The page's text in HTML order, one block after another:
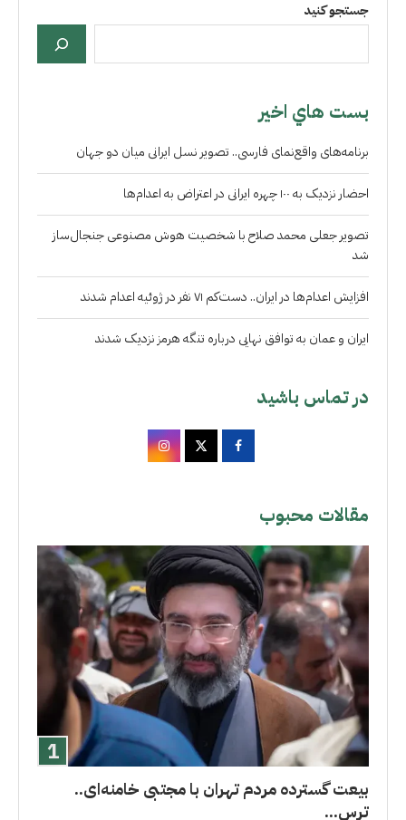
جستجو کنید
بست هاي اخير
برنامه‌های واقع‌نمای فارسی.. تصویر نسل ایرانی میان دو جهان
احضار نزدیک به ۱۰۰ چهره ایرانی در اعتراض به اعدام‌ها
تصویر جعلی محمد صلاح با شخصیت هوش مصنوعی جنجال‌ساز
شد
افزایش اعدام‌ها در ایران.. دست‌کم ۷۱ نفر در ژوئیه اعدام شدند
ایران و عمان به توافق نهایی درباره تنگه هرمز نزدیک شدند
در تماس باشید
مقالات محبوب
بیعت گسترده مردم تهران با مجتبی خامنه‌ای..
ترس...